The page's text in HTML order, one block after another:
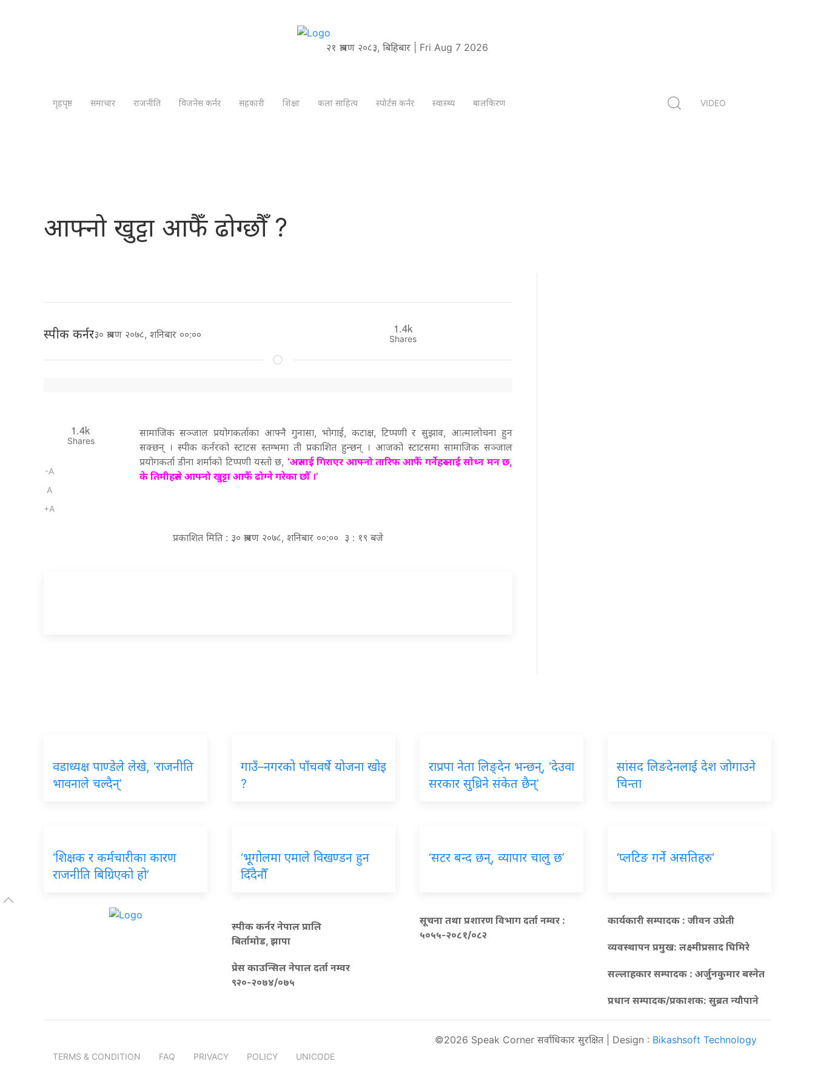
२१ श्रावण २०८३, बिहिबार | Fri Aug 7 2026
गृहपृष्ठ समाचार राजनीति विजनेस कर्नर सहकारी शिक्षा कला साहित्य स्पोर्टस कर्नर स्वास्थ्य बालकिरण VIDEO
आफ्नो खुट्टा आफैँ ढोग्छौँ ?
स्पीक कर्नर३० श्रावण २०७८, शनिबार ००:०० 1.4k
Shares
1.4k
Shares
-A
A
+A
सामाजिक सञ्जाल प्रयोगकर्ताका आफ्नै गुनासा, भोगाई, कटाक्ष, टिप्पणी र सुझाव, आत्मालोचना हुन
सक्छन् । स्पीक कर्नरको स्टाटस स्तम्भमा ती प्रकाशित हुन्छन् । आजको स्टाटसमा सामाजिक सञ्जाल
प्रयोगकर्ता डीना शर्माको टिप्पणी यस्तो छ, ‘अरुलाई गिराएर आफ्नो तारिफ आफैँ गर्नेहरु लाई सोध्न मन छ,
के तिमीहरुले आफ्नो खुट्टा आफैँ ढोग्ने गरेका छौँ ।’
प्रकाशित मिति : ३० श्रावण २०७८, शनिबार ००:०० ३ : १९ बजे
वडाध्यक्ष पाण्डेले लेखे, ‘राजनीति
भावनाले चल्दैन्’
गाउँ–नगरको पाँचवर्षे योजना खोइ
?
राप्रपा नेता लिङ्देन भन्छन्, ‘देउवा
सरकार सुध्रिने संकेत छैन्’
सांसद लिङदेनलाई देश जोगाउने
चिन्ता
‘शिक्षक र कर्मचारीका कारण
राजनीति बिग्रिएको हो’
‘भूगोलमा एमाले विखण्डन हुन
दिँदैनौँ
‘सटर बन्द छन्, व्यापार चालु छ’ ‘प्लटिङ गर्ने असतिहरु’
स्पीक कर्नर नेपाल प्रालि
बिर्तामोड, झापा
प्रेस काउन्सिल नेपाल दर्ता नम्वर
९२०-२०७४/०७५
सूचना तथा प्रशारण विभाग दर्ता नम्वर :
५०५५-२०८१/०८२
कार्यकारी सम्पादक : जीवन उप्रेती
व्यवस्थापन प्रमुख: लक्ष्मीप्रसाद घिमिरे
सल्लाहकार सम्पादक : अर्जुनकुमार बस्नेत
प्रधान सम्पादक/प्रकाशक: सुब्रत न्यौपाने
TERMS & CONDITION FAQ PRIVACY POLICY UNICODE
©2026 Speak Corner सर्वाधिकार सुरक्षित | Design : Bikashsoft Technology